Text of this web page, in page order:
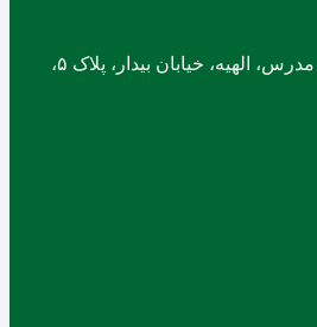
دفتر مرکزی: تهران، اتوبان مدرس، الهیه، خیابان بیدار، پلاک ۵،